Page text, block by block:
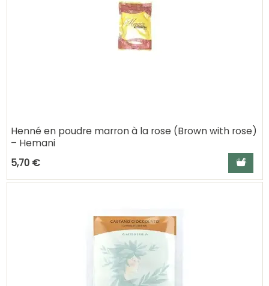
Henné en poudre marron à la rose (Brown with rose)
– Hemani
5,70 €
Ajouter